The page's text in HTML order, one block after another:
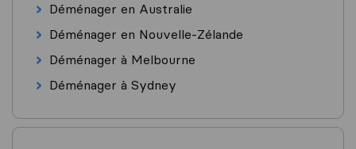
Déménager en Australie
Déménager en Nouvelle-Zélande
Déménager à Melbourne
Déménager à Sydney